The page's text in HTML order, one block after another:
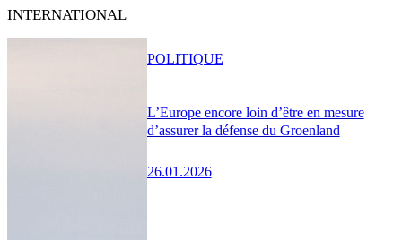
INTERNATIONAL
L’Europe encore loin d’être en mesure
d’assurer la défense du Groenland
26.01.2026
POLITIQUE